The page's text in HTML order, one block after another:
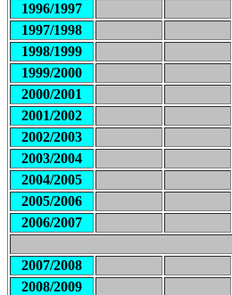
1996/1997
1997/1998
1998/1999
1999/2000
2000/2001
2001/2002
2002/2003
2003/2004
2004/2005
2005/2006
2006/2007
2007/2008
2008/2009